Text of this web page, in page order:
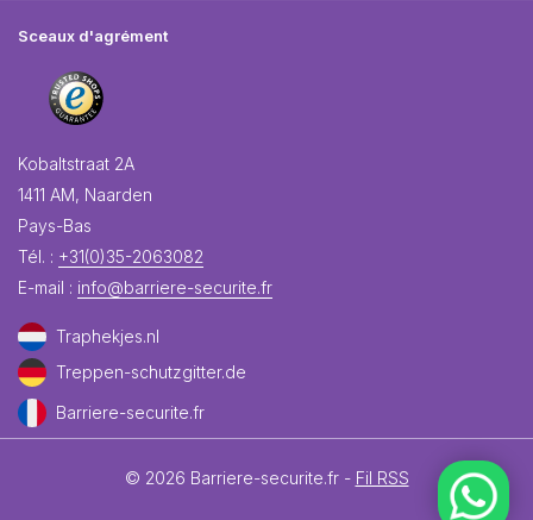
Sceaux d'agrément
Kobaltstraat 2A
1411 AM, Naarden
Pays-Bas
Tél. : +31(0)35-2063082
E-mail : info@barriere-securite.fr
Traphekjes.nl
Treppen-schutzgitter.de
Barriere-securite.fr
© 2026 Barriere-securite.fr - Fil RSS